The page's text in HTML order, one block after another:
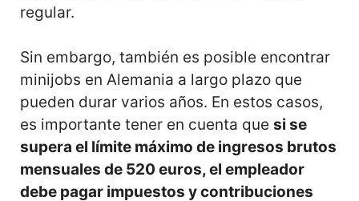
regular.
Sin embargo, también es posible encontrar
minijobs en Alemania a largo plazo que
pueden durar varios años. En estos casos,
es importante tener en cuenta que si se
supera el límite máximo de ingresos brutos
mensuales de 520 euros, el empleador
debe pagar impuestos y contribuciones